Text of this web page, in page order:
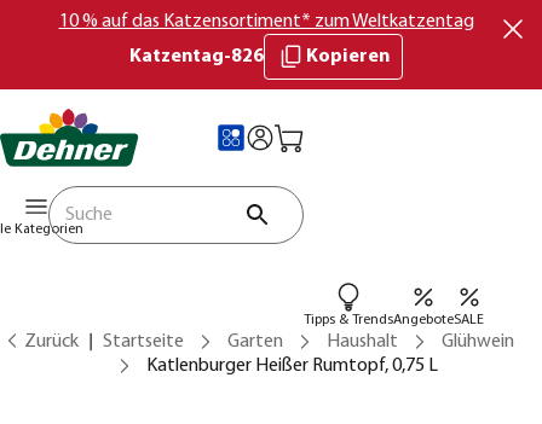
10 % auf das Katzensortiment* zum Weltkatzentag
Katzentag-826
Kopieren
Kategorien
Tipps & TrendsAngeboteSALE
Zurück Startseite Garten Haushalt
Glühwein
Katlenburger Heißer Rumtopf, 0,75 L